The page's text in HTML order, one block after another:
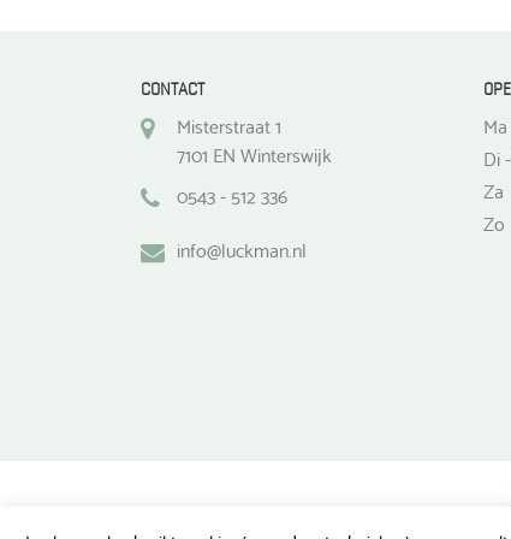
CONTACT
Misterstraat 1
7101 EN Winterswijk
0543 - 512 336
info@luckman.nl
Ma
Di
Za
Zo